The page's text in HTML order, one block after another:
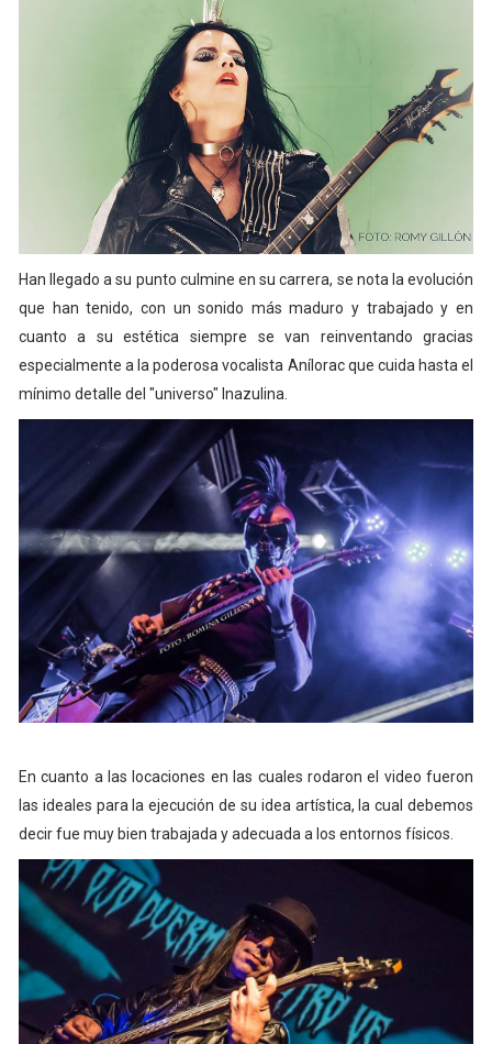
Han llegado a su punto culmine en su carrera, se nota la evolución
que han tenido, con un sonido más maduro y trabajado y en
cuanto a su estética siempre se van reinventando gracias
especialmente a la poderosa vocalista Anílorac que cuida hasta el
mínimo detalle del "universo" Inazulina.
En cuanto a las locaciones en las cuales rodaron el video fueron
las ideales para la ejecución de su idea artística, la cual debemos
decir fue muy bien trabajada y adecuada a los entornos físicos.